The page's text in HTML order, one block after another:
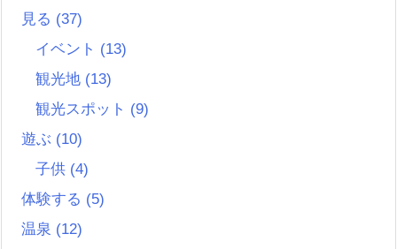
見る (37)
イベント (13)
観光地 (13)
観光スポット (9)
遊ぶ (10)
子供 (4)
体験する (5)
温泉 (12)